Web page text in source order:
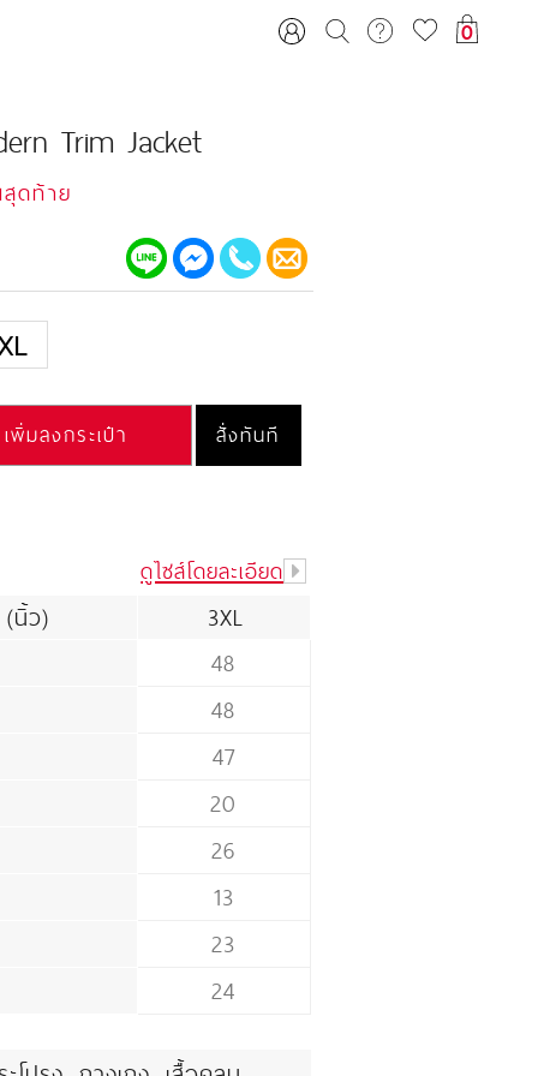
0
Trim Jacket
ดท้าย
เพิ่มลงกระเป๋า สั่งทันที
ดูไซส์โดยละเอียด
นิ้ว)
3XL
48
48
47
20
26
13
23
24